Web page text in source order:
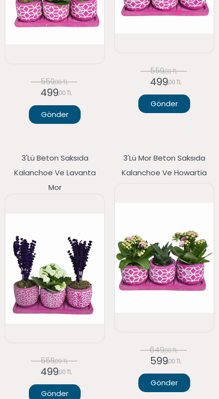
559,00 TL
499,00 TL
Gönder
559,00 TL
499,00 TL
Gönder
3'lü Beton Saksıda
Kalanchoe Ve Lavanta
Mor
559,00 TL
499,00 TL
Gönder
3'lü Mor Beton Saksıda
Kalanchoe Ve Howartia
649,00 TL
599,00 TL
Gönder